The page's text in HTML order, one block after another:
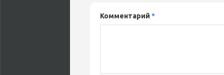
Комментарий *